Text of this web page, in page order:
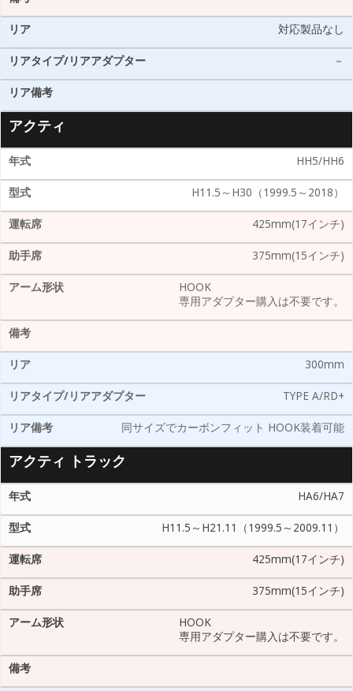
対応製品なし
－
アクティ
HH5/HH6
H11.5～H30（1999.5～2018）
425mm(17インチ)
375mm(15インチ)
HOOK
専用アダプター購入は不要です。
300mm
TYPE A/RD+
同サイズでカーボンフィット HOOK装着可能
アクティ トラック
HA6/HA7
H11.5～H21.11（1999.5～2009.11）
425mm(17インチ)
375mm(15インチ)
HOOK
専用アダプター購入は不要です。